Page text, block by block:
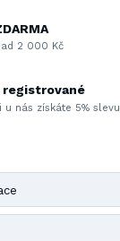
2 000 Kč
registrované
u nás získáte 5% slevu